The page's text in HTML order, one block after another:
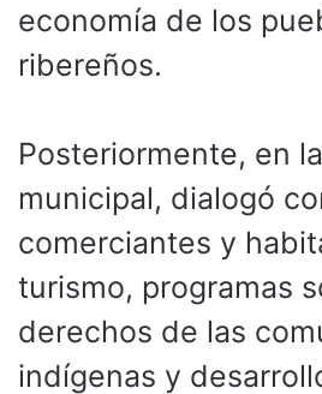
economía de los
ribereños.
Posteriormente, en
municipal, dialogó
comerciantes y
turismo, programas
derechos de las
indígenas y